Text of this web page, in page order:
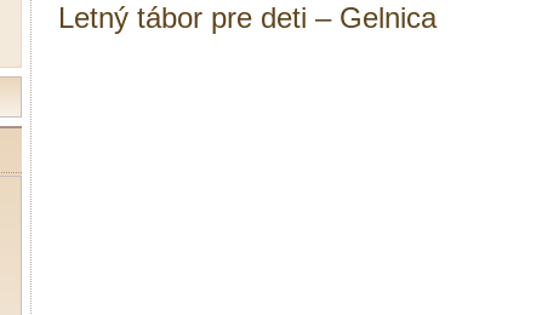
Letný tábor pre deti – Gelnica